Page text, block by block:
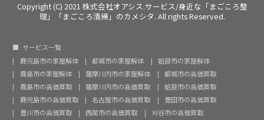
Copyright (C) 2021 株式会社オアシス.サービス/身近な「まごころ整
理」「まごころ清掃」のカメシタ. All rights Reserved.
サービス一覧
鹿児島市の家屋解体
都城市の家屋解体
姶良市の家屋解体
霧島市の家屋解体
薩摩川内市の家屋解体
都城市の高価買取
霧島市の高価買取
薩摩川内市の高価買取
姶良市の高価買取
鹿児島市の高価買取
名古屋市の高価買取
豊田市の高価買取
豊川市の高価買取
西尾市の高価買取
刈谷市の高価買取